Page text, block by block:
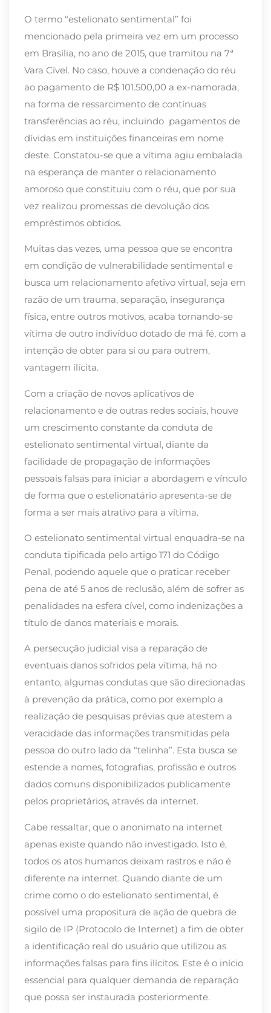
O termo “estelionato sentimental” foi
mencionado pela primeira vez em um processo
em Brasília, no ano de 2015, que tramitou na 7ª
Vara Cível. No caso, houve a condenação do réu
ao pagamento de R$ 101.500,00 a ex-namorada,
na forma de ressarcimento de contínuas
transferências ao réu, incluindo pagamentos de
dívidas em instituições financeiras em nome
deste. Constatou-se que a vítima agiu embalada
na esperança de manter o relacionamento
amoroso que constituiu com o réu, que por sua
vez realizou promessas de devolução dos
empréstimos obtidos.
Muitas das vezes, uma pessoa que se encontra
em condição de vulnerabilidade sentimental e
busca um relacionamento afetivo virtual, seja em
razão de um trauma, separação, insegurança
física, entre outros motivos, acaba tornando-se
vítima de outro indivíduo dotado de má fé, com a
intenção de obter para si ou para outrem,
vantagem ilícita.
Com a criação de novos aplicativos de
relacionamento e de outras redes sociais, houve
um crescimento constante da conduta de
estelionato sentimental virtual, diante da
facilidade de propagação de informações
pessoais falsas para iniciar a abordagem e vínculo
de forma que o estelionatário apresenta-se de
forma a ser mais atrativo para a vítima.
O estelionato sentimental virtual enquadra-se na
conduta tipificada pelo artigo 171 do Código
Penal, podendo aquele que o praticar receber
pena de até 5 anos de reclusão, além de sofrer as
penalidades na esfera cível, como indenizações a
título de danos materiais e morais.
A persecução judicial visa a reparação de
eventuais danos sofridos pela vítima, há no
entanto, algumas condutas que são direcionadas
à prevenção da prática, como por exemplo a
realização de pesquisas prévias que atestem a
veracidade das informações transmitidas pela
pessoa do outro lado da “telinha”. Esta busca se
estende a nomes, fotografias, profissão e outros
dados comuns disponibilizados publicamente
pelos proprietários, através da internet.
Cabe ressaltar, que o anonimato na internet
apenas existe quando não investigado. Isto é,
todos os atos humanos deixam rastros e não é
diferente na internet. Quando diante de um
crime como o do estelionato sentimental, é
possível uma propositura de ação de quebra de
sigilo de IP (Protocolo de Internet) a fim de obter
a identificação real do usuário que utilizou as
informações falsas para fins ilícitos. Este é o início
essencial para qualquer demanda de reparação
que possa ser instaurada posteriormente.